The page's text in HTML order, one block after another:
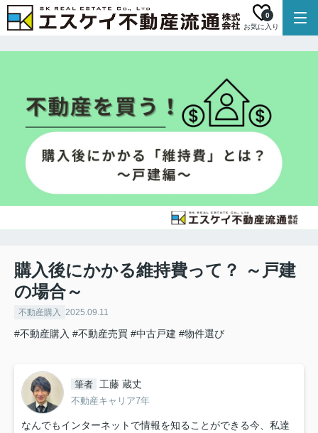
お気に入り
0
購入後にかかる維持費って？ ～戸建
の場合～
不動産購入 2025.09.11
#不動産購入 #不動産売買 #中古戸建 #物件選び
筆者 工藤 蔵丈
不動産キャリア7年
なんでもインターネットで情報を知ることができる今、私達